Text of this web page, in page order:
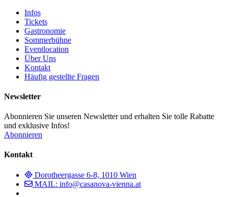
Infos
Tickets
Gastronomie
Sommerbühne
Eventlocation
Über Uns
Kontakt
Häufig gestellte Fragen
Newsletter
Abonnieren Sie unseren Newsletter und erhalten Sie tolle Rabatte
und exklusive Infos!
Abonnieren
Kontakt
Dorotheergasse 6-8, 1010 Wien
MAIL: info@casanova-vienna.at